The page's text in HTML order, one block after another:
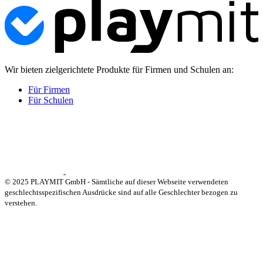
Wir bieten zielgerichtete Produkte für Firmen und Schulen an:
Für Firmen
Für Schulen
© 2025 PLAYMIT GmbH - Sämtliche auf dieser Webseite verwendeten
geschlechtsspezifischen Ausdrücke sind auf alle Geschlechter bezogen zu
verstehen.